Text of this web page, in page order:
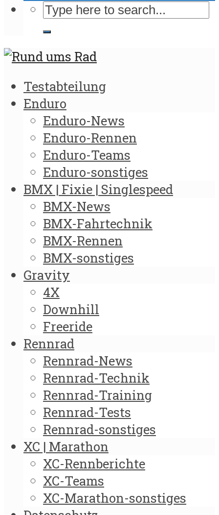
Testabteilung
Enduro
Enduro-News
Enduro-Rennen
Enduro-Teams
Enduro-sonstiges
BMX | Fixie | Singlespeed
BMX-News
BMX-Fahrtechnik
BMX-Rennen
BMX-sonstiges
Gravity
4X
Downhill
Freeride
Rennrad
Rennrad-News
Rennrad-Technik
Rennrad-Training
Rennrad-Tests
Rennrad-sonstiges
XC | Marathon
XC-Rennberichte
XC-Teams
XC-Marathon-sonstiges